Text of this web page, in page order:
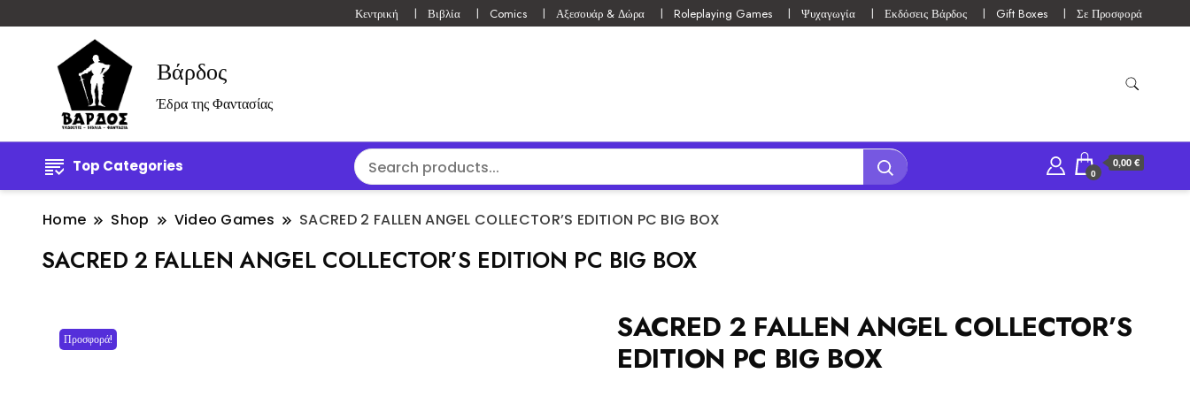
Κεντρική Βιβλία Comics Αξεσουάρ & Δώρα Roleplaying Games Ψυχαγωγία Εκδόσεις Βάρδος Gift Boxes Σε Προσφορά
Βάρδος
Έδρα της Φαντασίας
Top Categories 0
0,00 €
Home Shop Video Games SACRED 2 FALLEN ANGEL COLLECTOR’S EDITION PC BIG BOX
SACRED 2 FALLEN ANGEL COLLECTOR’S EDITION PC BIG BOX
Προσφορά!
SACRED 2 FALLEN ANGEL COLLECTOR’S
EDITION PC BIG BOX